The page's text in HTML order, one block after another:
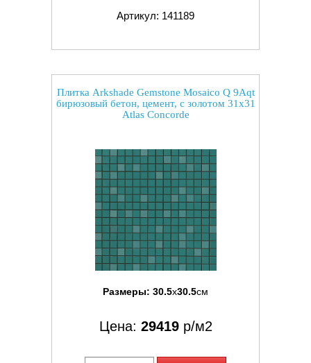
Артикул: 141189
Плитка Arkshade Gemstone Mosaico Q 9Aqt
бирюзовый бетон, цемент, с золотом 31x31
Atlas Concorde
Размеры: 30.5x30.5см
Цена: 29419р/м2